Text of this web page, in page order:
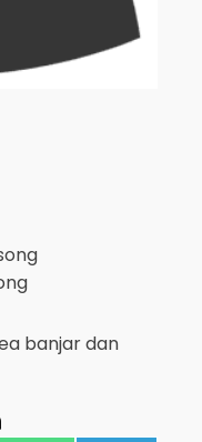
banjardan